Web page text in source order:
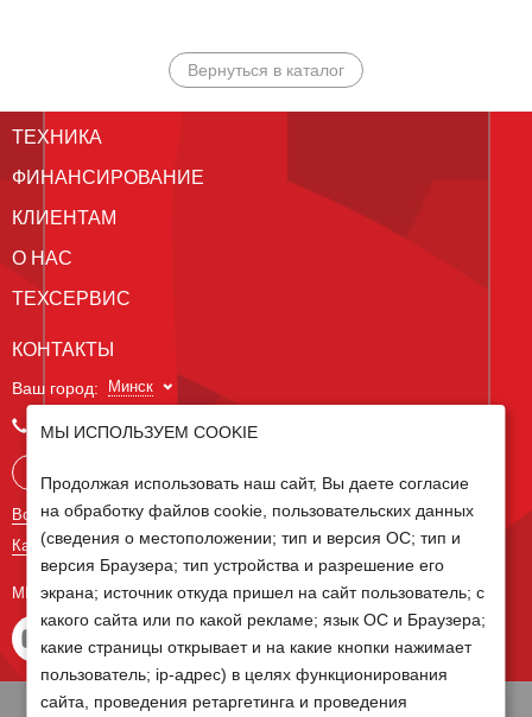
Вернуться в каталог
ТЕХНИКА
ФИНАНСИРОВАНИЕ
КЛИЕНТАМ
О НАС
ТЕХСЕРВИС
КОНТАКТЫ
Ваш город: Минск
+375 29 238 97 34
Все контакты
Карта сайта
МЫ В СОЦ СЕТЯХ
МЫ ИСПОЛЬЗУЕМ COOKIE
Продолжая использовать наш сайт, Вы даете согласие
на обработку файлов cookie, пользовательских данных
(сведения о местоположении; тип и версия ОС; тип и
версия Браузера; тип устройства и разрешение его
экрана; источник откуда пришел на сайт пользователь; с
какого сайта или по какой рекламе; язык ОС и Браузера;
какие страницы открывает и на какие кнопки нажимает
пользователь; ip-адрес) в целях функционирования
сайта, проведения ретаргетинга и проведения